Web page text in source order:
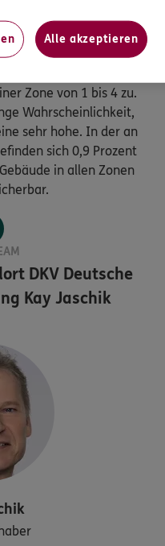
Zone von 1 bis 4 zu.
Wahrscheinlichkeit,
sehr hohe. In der an
sich 0,9 Prozent
in allen Zonen
DKV Deutsche
Kay Jaschik
Alle akzeptieren